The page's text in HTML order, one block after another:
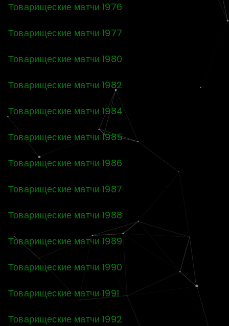
Товарищеские матчи 1976
Товарищеские матчи 1977
Товарищеские матчи 1980
Товарищеские матчи 1982
Товарищеские матчи 1984
Товарищеские матчи 1985
Товарищеские матчи 1986
Товарищеские матчи 1987
Товарищеские матчи 1988
Товарищеские матчи 1989
Товарищеские матчи 1990
Товарищеские матчи 1991
Товарищеские матчи 1992